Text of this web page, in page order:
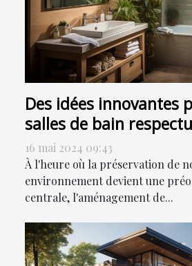
Des idées innovantes
salles de bain
l'environnement
16 mai 2024 09:43
À l'heure où la préservation de
environnement devient une
centrale, l'aménagement de...